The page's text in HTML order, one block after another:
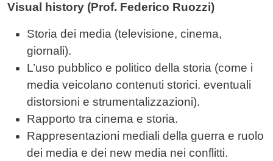
Visual history (Prof. Federico Ruozzi)
Storia dei media (televisione, cinema,
giornali).
L’uso pubblico e politico della storia (come i
media veicolano contenuti storici. eventuali
distorsioni e strumentalizzazioni).
Rapporto tra cinema e storia.
Rappresentazioni mediali della guerra e ruolo
dei media e dei new media nei conflitti.